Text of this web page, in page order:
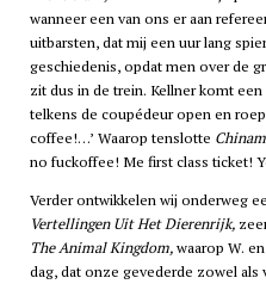
wanneer een van ons er aan
uitbarsten, dat mij een uur lang
geschiedenis, opdat men over de
zit dus in de trein. Kellner komt
telkens de coupédeur open en
coffee!…’ Waarop tenslotte
no fuckoffee! Me first class ticket!
Verder ontwikkelen wij onderweg
Vertellingen Uit Het Dierenrijk,
The Animal Kingdom,waarop W.
dag, dat onze gevederde zowel